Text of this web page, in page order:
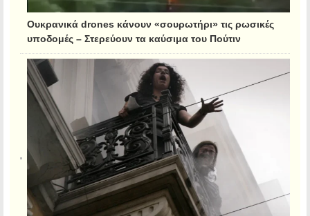
Ουκρανικά drones κάνουν «σουρωτήρι» τις ρωσικές
υποδομές – Στερεύουν τα καύσιμα του Πούτιν